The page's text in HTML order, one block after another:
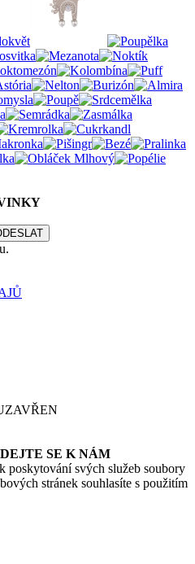
SE K NÁM
poskytování svých služeb soubory
stránek souhlasíte s použitím